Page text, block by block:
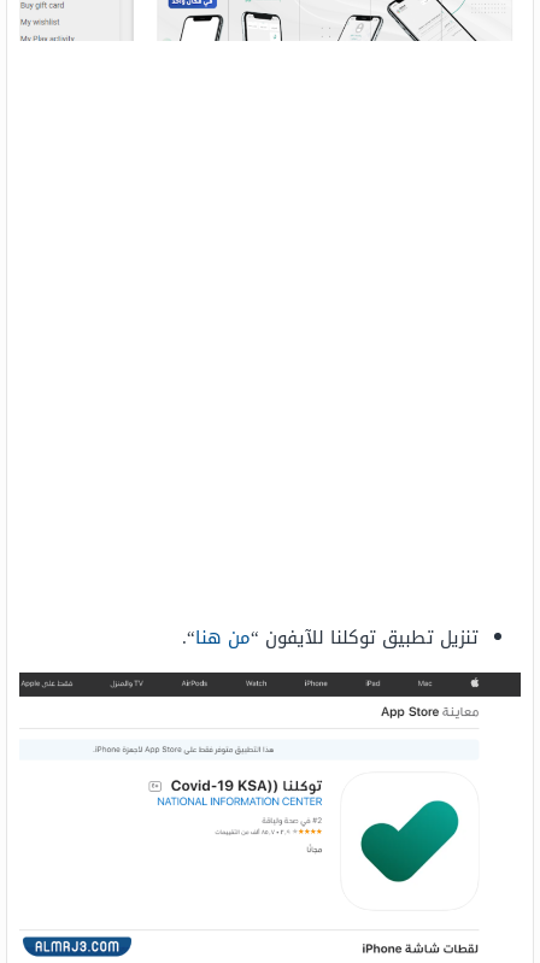
تنزيل تطبيق توكلنا للآيفون “من هنا“.